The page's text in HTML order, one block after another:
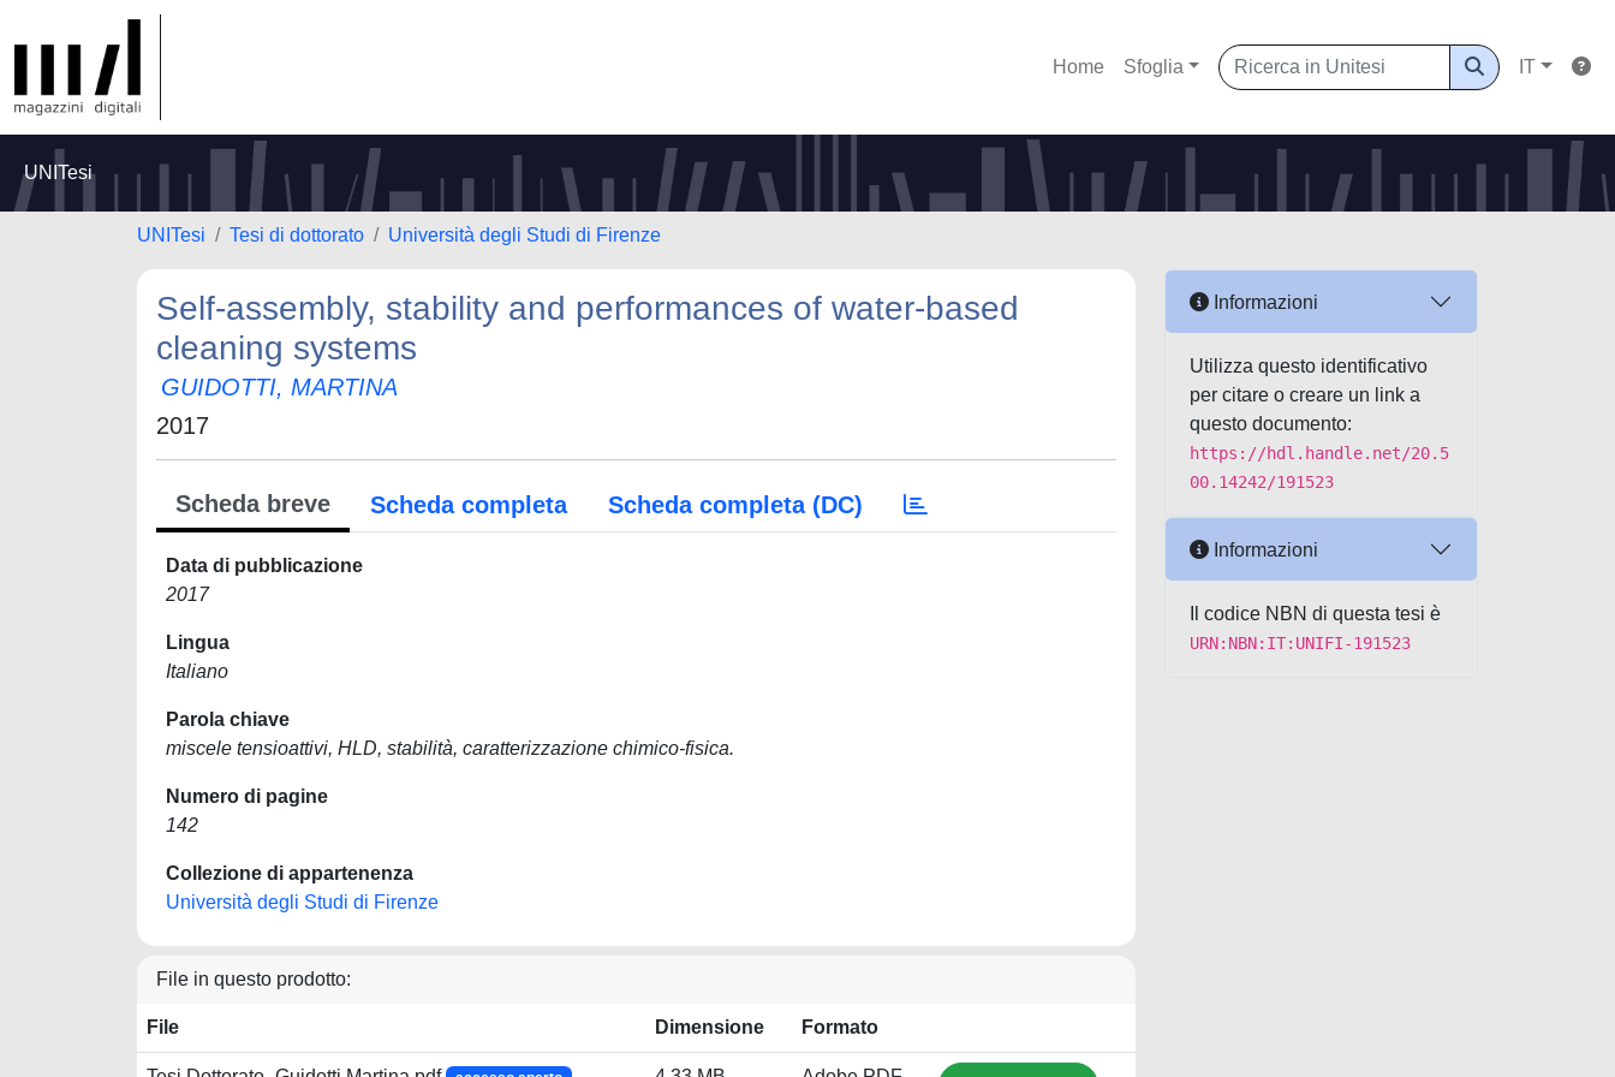
Home Sfoglia IT
UNITesi
UNITesi Tesi di dottorato Università degli Studi di Firenze
Self-assembly, stability and performances of water-based
cleaning systems
GUIDOTTI, MARTINA
2017
Scheda breve Scheda completa Scheda completa (DC)
Data di pubblicazione
2017
Lingua
Italiano
Parola chiave
miscele tensioattivi, HLD, stabilità, caratterizzazione chimico-fisica.
Numero di pagine
142
Collezione di appartenenza
Università degli Studi di Firenze
File in questo prodotto:
File Dimensione Formato
Informazioni
Utilizza questo identificativo
per citare o creare un link a
questo documento:
https://hdl.handle.net/20.5
00.14242/191523
Informazioni
Il codice NBN di questa tesi è
URN:NBN:IT:UNIFI-191523